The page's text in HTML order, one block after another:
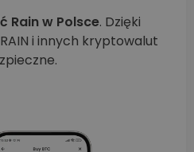
Rain w Polsce. Dzięki
i innych kryptowalut